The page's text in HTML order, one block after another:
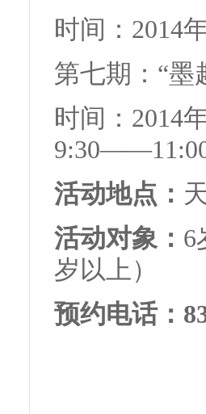
时间：2014
第七期：“
时间：2014
活动地点：
活动对象： 6
岁以上）
预约电话：